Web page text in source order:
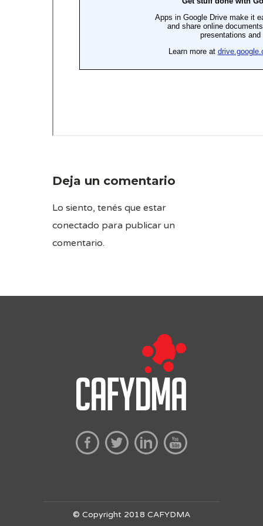
Deja un comentario
Lo siento, tenés que estar
conectado para publicar un
comentario.
© Copyright 2018 CAFYDMA